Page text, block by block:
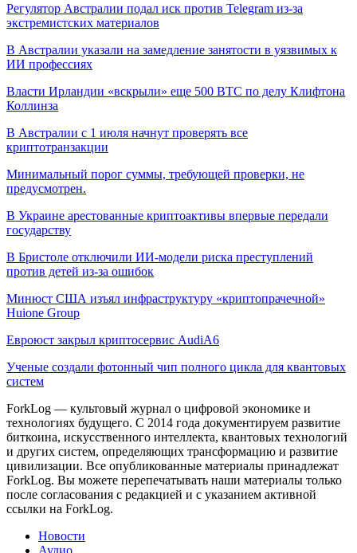
Регулятор Австралии подал иск против Telegram из-за
экстремистских материалов
В Австралии указали на замедление занятости в уязвимых к
ИИ профессиях
Власти Ирландии «вскрыли» еще 500 BTC по делу Клифтона
Коллинза
В Австралии с 1 июля начнут проверять все
криптотранзакции
Минимальный порог суммы, требующей проверки, не
предусмотрен.
В Украине арестованные криптоактивы впервые передали
государству
В Бристоле отключили ИИ-модели риска преступлений
против детей из-за ошибок
Минюст США изъял инфраструктуру «криптопрачечной»
Huione Group
Евроюст закрыл криптосервис AudiA6
Ученые создали фотонный чип полного цикла для квантовых
систем
ForkLog — культовый журнал о цифровой экономике и
технологиях будущего. С 2014 года документируем развитие
биткоина, искусственного интеллекта, квантовых технологий
и других систем, определяющих трансформацию и развитие
цивилизации. Все опубликованные материалы принадлежат
ForkLog. Вы можете перепечатывать наши материалы только
после согласования с редакцией и с указанием активной
ссылки на ForkLog.
Новости
Аудио